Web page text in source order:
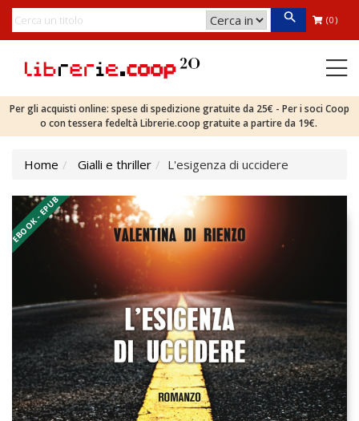
(0)
Per gli acquisti online: spese di spedizione gratuite da 25€ - Per i soci Coop
o con tessera fedeltà Librerie.coop gratuite a partire da 19€.
Home Gialli e thriller L'esigenza di uccidere
EBOOK - EPUB